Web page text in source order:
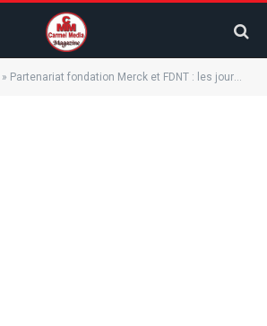
» Partenariat fondation Merck et FDNT : les journalistes congolais formés sur la stigmatisation lié à l’infertilité.